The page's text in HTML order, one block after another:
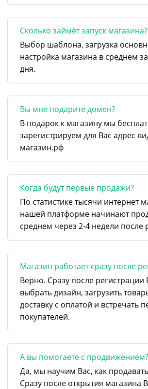
Сколько займёт запуск магазина?
Выбор шаблона, загрузка
настройка магазина в среднем
дня.
Вы мне подарите домен?
В подарок к магазину мы
зарегистрируем для Вас адрес
магазин.рф
Когда будут первые продажи?
По статистике тысячи интернет
нашей платформе начинают
среднем через 2-4 недели после
Магазин работает сразу после
Верно. Сразу после
выбрать дизайн, загрузить
доставку с оплатой и встречать
покупателей.
А вы помогаете с продвижением?
Да, мы научим Вас, как
Сразу после открытия магазина